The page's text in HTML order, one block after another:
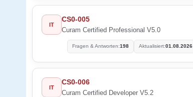
IT
CS0-005
Curam Certified Professional V5.0
Fragen & Antworten:198 Aktualisiert:01.08.2026
IT
CS0-006
Curam Certified Developer V5.2